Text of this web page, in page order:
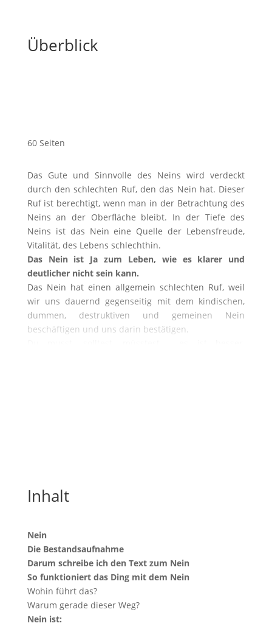
Überblick
60 Seiten
Das Gute und Sinnvolle des Neins wird verdeckt
durch den schlechten Ruf, den das Nein hat. Dieser
Ruf ist berechtigt, wenn man in der Betrachtung des
Neins an der Oberfläche bleibt. In der Tiefe des
Neins ist das Nein eine Quelle der Lebensfreude,
Vitalität, des Lebens schlechthin.
Das Nein ist Ja zum Leben, wie es klarer und
deutlicher nicht sein kann.
Das Nein hat einen allgemein schlechten Ruf, weil
wir uns dauernd gegenseitig mit dem kindischen,
dummen, destruktiven und gemeinen Nein
beschäftigen und uns darin bestätigen.
Inhalt
Nein
Die Bestandsaufnahme
Darum schreibe ich den Text zum Nein
So funktioniert das Ding mit dem Nein
Wohin führt das?
Warum gerade dieser Weg?
Nein ist: